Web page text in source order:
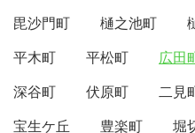
毘沙門町
樋之池町
平木町
平松町 広田
深谷町
伏原町 二見
宝生ケ丘
豊楽町 堀